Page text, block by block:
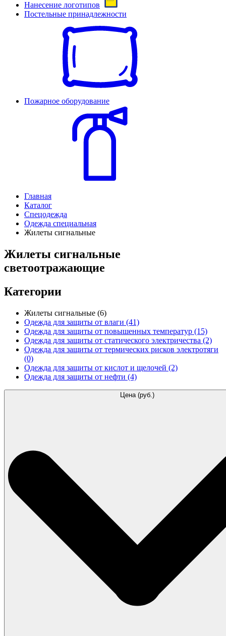
Нанесение логотипов
Постельные принадлежности
Пожарное оборудование
Главная
Каталог
Спецодежда
Одежда специальная
Жилеты сигнальные
Жилеты сигнальные
светоотражающие
Категории
Жилеты сигнальные (6)
Одежда для защиты от влаги (41)
Одежда для защиты от повышенных температур (15)
Одежда для защиты от статического электричества (2)
Одежда для защиты от термических рисков электротяги
(0)
Одежда для защиты от кислот и щелочей (2)
Одежда для защиты от нефти (4)
Цена (руб.)